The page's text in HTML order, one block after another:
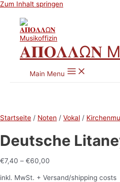
Zum Inhalt springen
𝚨𝚷𝚶𝚲𝚲Ω𝚴
Main Menu
Startseite / Noten / Vokal /
Deutsche
€7,40 – €60,00
inkl. MwSt. + Versand/shipping costs